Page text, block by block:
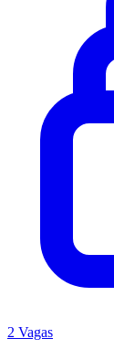
2 Vagas